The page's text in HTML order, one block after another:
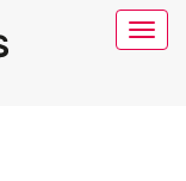
Toggle